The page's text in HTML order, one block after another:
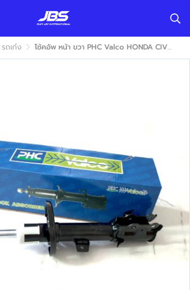
ถเก๋ง โช้คอัพ หน้า ขวา PHC Valco HONDA CIVIC 2006-2011 (ฮอนด้า ซีวิค) แก๊ส